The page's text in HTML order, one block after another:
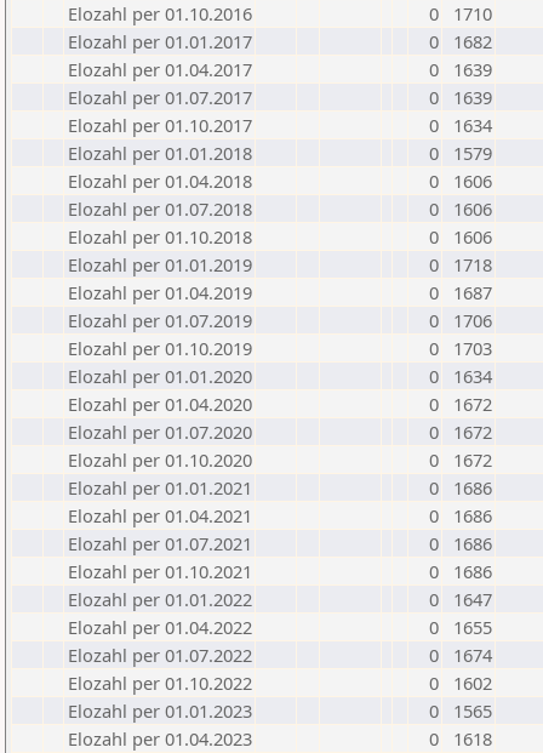
Elozahl per 01.10.2016
0
1710
Elozahl per 01.01.2017
0
1682
Elozahl per 01.04.2017
0
1639
Elozahl per 01.07.2017
0
1639
Elozahl per 01.10.2017
0
1634
Elozahl per 01.01.2018
0
1579
Elozahl per 01.04.2018
0
1606
Elozahl per 01.07.2018
0
1606
Elozahl per 01.10.2018
0
1606
Elozahl per 01.01.2019
0
1718
Elozahl per 01.04.2019
0
1687
Elozahl per 01.07.2019
0
1706
Elozahl per 01.10.2019
0
1703
Elozahl per 01.01.2020
0
1634
Elozahl per 01.04.2020
0
1672
Elozahl per 01.07.2020
0
1672
Elozahl per 01.10.2020
0
1672
Elozahl per 01.01.2021
0
1686
Elozahl per 01.04.2021
0
1686
Elozahl per 01.07.2021
0
1686
Elozahl per 01.10.2021
0
1686
Elozahl per 01.01.2022
0
1647
Elozahl per 01.04.2022
0
1655
Elozahl per 01.07.2022
0
1674
Elozahl per 01.10.2022
0
1602
Elozahl per 01.01.2023
0
1565
Elozahl per 01.04.2023
0
1618